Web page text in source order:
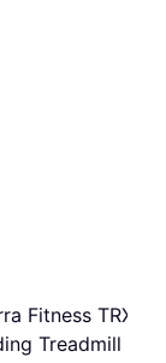
Fitness
Treadmill